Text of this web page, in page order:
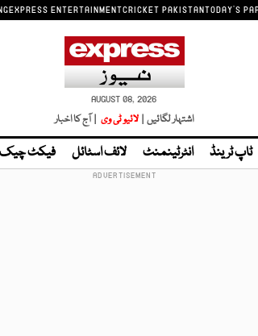
EXPRESS ENTERTAINMENTCRICKET PAKISTANTODAY'S
AUGUST 08, 2026
اشتہار لگائیں | لائیو ٹی وی | آج کا اخبار
ٹاپ ٹرینڈ انٹرٹینمنٹ لائف اسٹائل فیکٹ چیک